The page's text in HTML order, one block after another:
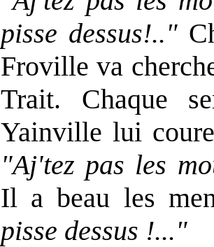
pisse dessus!.."
Froville va
Trait. Chaque
Yainville lui
"Aj'tez pas les
Il a beau les
pisse dessus !..."